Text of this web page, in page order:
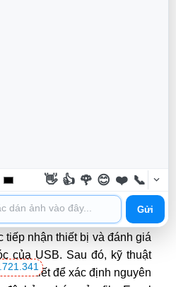
lấy lại dữ liệu và tiếp tục
cấp dịch vụ tư vấn chuyên
nhân gây mất dữ liệu
tương lai. Điều này mang lại
việc khôi phục dữ liệu tức
tự như việc tìm một chuyên
liệu USB chuyên
liệu uy tín sẽ có một quy
minh bạch. Quy trình này
nhận thiết bị và đánh giá
của USB. Sau đó, kỹ thuật
chi tiết để xác định nguyên
👋 👍 🌹 😊 ❤️ 📞
Gửi